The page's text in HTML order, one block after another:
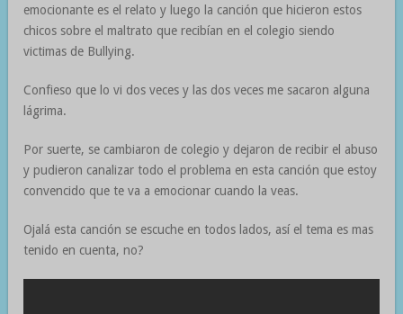
emocionante es el relato y luego la canción que hicieron estos
chicos sobre el maltrato que recibían en el colegio siendo
victimas de Bullying.
Confieso que lo vi dos veces y las dos veces me sacaron alguna
lágrima.
Por suerte, se cambiaron de colegio y dejaron de recibir el abuso
y pudieron canalizar todo el problema en esta canción que estoy
convencido que te va a emocionar cuando la veas.
Ojalá esta canción se escuche en todos lados, así el tema es mas
tenido en cuenta, no?